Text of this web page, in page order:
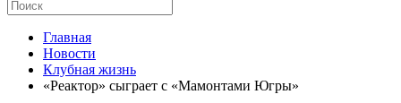
Главная
Новости
Клубная жизнь
«Реактор» сыграет с «Мамонтами Югры»